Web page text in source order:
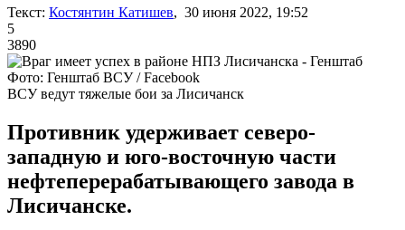
Текст: Костянтин Катишев, 30 июня 2022, 19:52
5
3890
Фото: Генштаб ВСУ / Facebook
ВСУ ведут тяжелые бои за Лисичанск
Противник удерживает северо-
западную и юго-восточную части
нефтеперерабатывающего завода в
Лисичанске.